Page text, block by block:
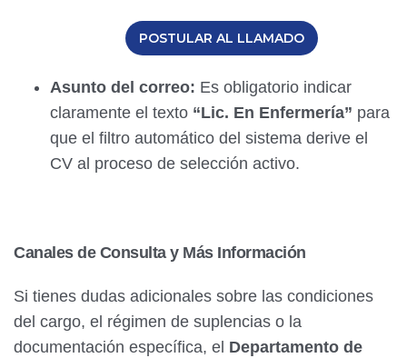
POSTULAR AL LLAMADO
Asunto del correo: Es obligatorio indicar
claramente el texto “Lic. En Enfermería” para
que el filtro automático del sistema derive el
CV al proceso de selección activo.
Canales de Consulta y Más Información
Si tienes dudas adicionales sobre las condiciones
del cargo, el régimen de suplencias o la
documentación específica, el Departamento de